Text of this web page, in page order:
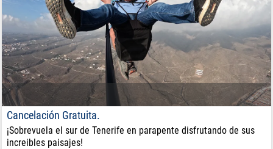
Cancelación Gratuita.
¡Sobrevuela el sur de Tenerife en parapente disfrutando de sus
increibles paisajes!